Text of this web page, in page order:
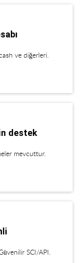
ve diğerleri.
destek
mevcuttur.
SCI/API.